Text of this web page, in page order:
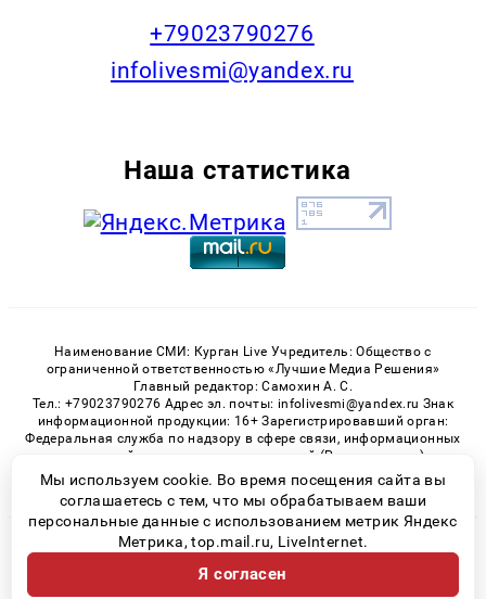
+79023790276
infolivesmi@yandex.ru
Наша статистика
Наименование СМИ: Курган Live Учредитель: Общество с
ограниченной ответственностью «Лучшие Медиа Решения»
Главный редактор: Самохин А. С.
Тел.: +79023790276 Адрес эл. почты: infolivesmi@yandex.ru Знак
информационной продукции: 16+ Зарегистрировавший орган:
Федеральная служба по надзору в сфере связи, информационных
технологий и массовых коммуникаций (Роскомнадзор)
Регистрационный номер СМИ ЭЛ № ФС 77 - 82535 от 21.01.2022
© 2026 «Kurgan-Live» | Все права защищены
Возрастная категория сайта 16+
Мы используем cookie. Во время посещения сайта вы
соглашаетесь с тем, что мы обрабатываем ваши
персональные данные с использованием метрик Яндекс
Метрика, top.mail.ru, LiveInternet.
Я согласен